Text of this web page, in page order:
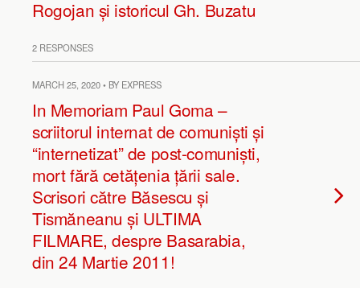
Rogojan și istoricul Gh. Buzatu
2 RESPONSES
MARCH 25, 2020 • BY EXPRESS
In Memoriam Paul Goma –
scriitorul internat de comuniști și
“internetizat” de post-comuniști,
mort fără cetățenia țării sale.
Scrisori către Băsescu și
Tismăneanu și ULTIMA
FILMARE, despre Basarabia,
din 24 Martie 2011!